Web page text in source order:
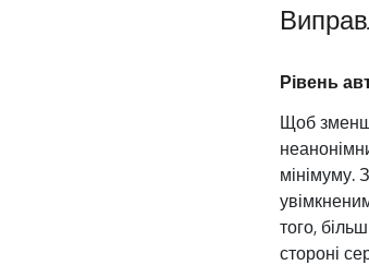
Рівень
Щоб
мінімуму.
того,
стороні